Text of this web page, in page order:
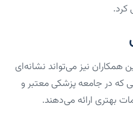
کرد.
نیز می‌تواند نشانه‌ای
که در جامعه پزشکی معتبر و
بهتری ارائه می‌دهند.